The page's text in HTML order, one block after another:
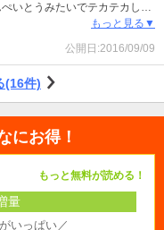
いとうみたいでテカテカして
クな美味い料理ですよナレー
口に頬張ってはふぅぅぅぅと
実にいたらムカつくだけ)。私
もっと見る▼
公開日:2016/09/09
(16件)
にお得！
もっと無料が読める！
量
いっぱい／